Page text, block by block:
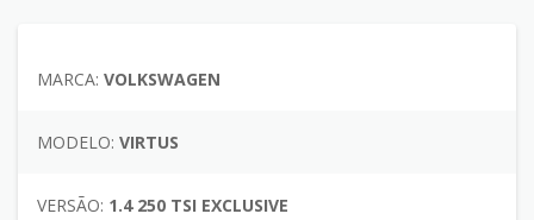
MARCA: VOLKSWAGEN
MODELO: VIRTUS
VERSÃO: 1.4 250 TSI EXCLUSIVE